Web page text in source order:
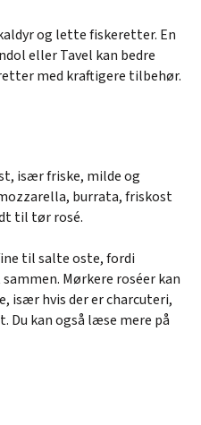
og lette fiskeretter. En
eller Tavel kan bedre
med kraftigere tilbehør.
især friske, milde og
burrata, friskost
til tør rosé.
til salte oste, fordi
Mørkere roséer kan
især hvis der er charcuteri,
Du kan også læse mere på